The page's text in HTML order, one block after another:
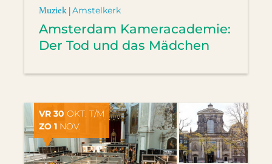
Muziek |Amstelkerk
Amsterdam Kameracademie:
Der Tod und das Mädchen
VR 30 OKT. T/M
ZO 1 NOV.